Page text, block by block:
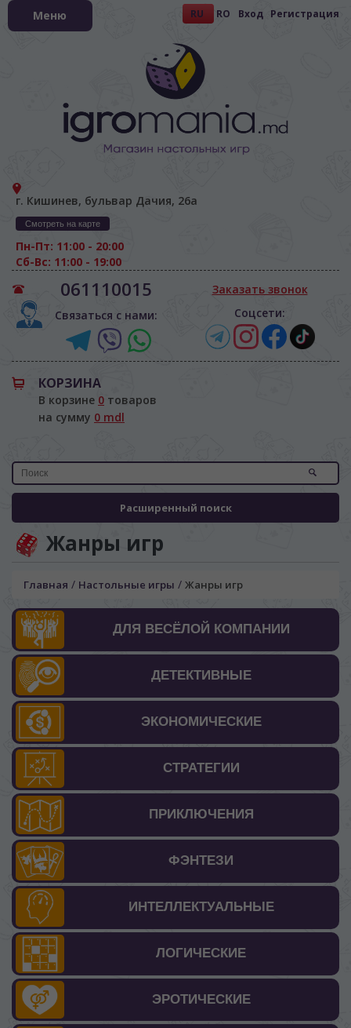
RU RO Вход Регистрация
г. Кишинев, бульвар Дачия, 26а
Смотреть на карте
Пн-Пт: 11:00 - 20:00
Сб-Вс: 11:00 - 19:00
061110015
Связаться с нами:
Заказать звонок
Соцсети:
КОРЗИНА
В корзине 0 товаров
на сумму 0 mdl
Расширенный поиск
Меню
Жанры игр
Главная / Настольные игры / Жанры игр
ДЛЯ ВЕСЁЛОЙ КОМПАНИИ
ДЕТЕКТИВНЫЕ
ЭКОНОМИЧЕСКИЕ
СТРАТЕГИИ
ПРИКЛЮЧЕНИЯ
ФЭНТЕЗИ
ИНТЕЛЛЕКТУАЛЬНЫЕ
ЛОГИЧЕСКИЕ
ЭРОТИЧЕСКИЕ